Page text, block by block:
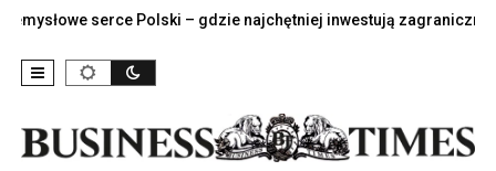
serce Polski – gdzie najchętniej inwestują zagraniczne…